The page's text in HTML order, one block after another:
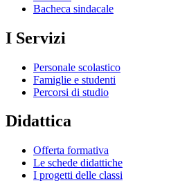
Bacheca sindacale
I Servizi
Personale scolastico
Famiglie e studenti
Percorsi di studio
Didattica
Offerta formativa
Le schede didattiche
I progetti delle classi